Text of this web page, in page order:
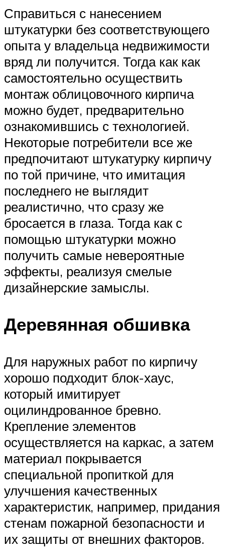
Справиться с нанесением
штукатурки без соответствующего
опыта у владельца недвижимости
вряд ли получится. Тогда как как
самостоятельно осуществить
монтаж облицовочного кирпича
можно будет, предварительно
ознакомившись с технологией.
Некоторые потребители все же
предпочитают штукатурку кирпичу
по той причине, что имитация
последнего не выглядит
реалистично, что сразу же
бросается в глаза. Тогда как с
помощью штукатурки можно
получить самые невероятные
эффекты, реализуя смелые
дизайнерские замыслы.
Деревянная обшивка
Для наружных работ по кирпичу
хорошо подходит блок-хаус,
который имитирует
оцилиндрованное бревно.
Крепление элементов
осуществляется на каркас, а затем
материал покрывается
специальной пропиткой для
улучшения качественных
характеристик, например, придания
стенам пожарной безопасности и
их защиты от внешних факторов.